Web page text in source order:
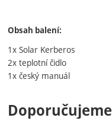
Obsah balení:
1x Solar Kerberos
2x teplotní čidlo
1x český manuál
Doporučujeme